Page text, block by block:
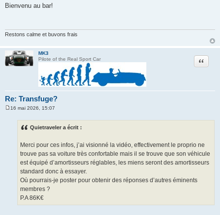
e
s
e
Bienvenu au bar!
Restons calme et buvons frais
MK3
Pilote of the Real Sport Car
Re: Transfuge?
Citation
16 mai 2026, 15:07
Quietraveler a écrit :
Merci pour ces infos, j’ai visionné la vidéo, effectivement le proprio ne
trouve pas sa voiture très confortable mais il se trouve que son véhicule
est équipé d’amortisseurs réglables, les miens seront des amortisseurs
standard donc à essayer.
Où pourrais-je poster pour obtenir des réponses d’autres éminents
membres ?
P.A 86K€